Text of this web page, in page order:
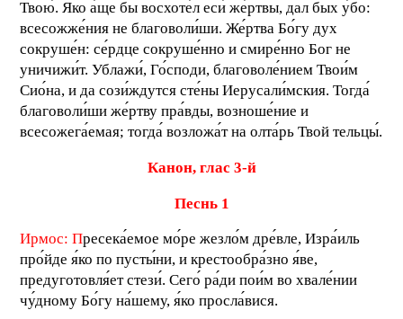
Твою́. Яко а́ще бы восхоте́л еси́ же́ртвы, дал бых у́бо:
всесожже́ния не благоволи́ши. Же́ртва Бо́гу дух
сокруше́н: се́рдце сокруше́нно и смире́нно Бог не
уничижи́т. Ублажи́, Го́споди, благоволе́нием Твои́м
Сио́на, и да сози́ждутся сте́ны Иерусали́мския. Тогда́
благоволи́ши же́ртву пра́вды, возноше́ние и
всесожега́емая; тогда́ возложа́т на oлта́рь Твой тельцы́.
Канон, глас 3-й
Песнь 1
Ирмос: Пресека́емое мо́ре жезло́м дре́вле, Изра́иль
про́йде я́ко по пусты́ни, и крестообра́зно я́ве,
предуготовля́ет стези́. Сего́ ра́ди пои́м во хвале́нии
чу́дному Бо́гу на́шему, я́ко просла́вися.